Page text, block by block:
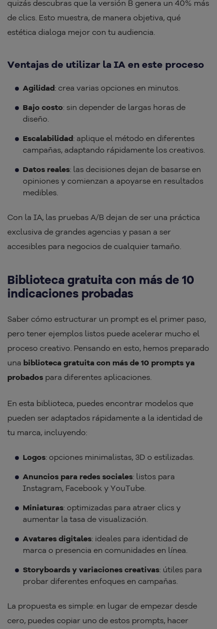
quizás descubras que la versión B genera un 40% más
de clics. Esto muestra, de manera objetiva, qué
estética dialoga mejor con tu audiencia.
Ventajas de utilizar la IA en este proceso
Agilidad: crea varias opciones en minutos.
Bajo costo: sin depender de largas horas de
diseño.
Escalabilidad: aplique el método en diferentes
campañas, adaptando rápidamente los creativos.
Datos reales: las decisiones dejan de basarse en
opiniones y comienzan a apoyarse en resultados
medibles.
Con la IA, las pruebas A/B dejan de ser una práctica
exclusiva de grandes agencias y pasan a ser
accesibles para negocios de cualquier tamaño.
Biblioteca gratuita con más de 10
indicaciones probadas
Saber cómo estructurar un prompt es el primer paso,
pero tener ejemplos listos puede acelerar mucho el
proceso creativo. Pensando en esto, hemos preparado
una biblioteca gratuita con más de 10 prompts ya
probados para diferentes aplicaciones.
En esta biblioteca, puedes encontrar modelos que
pueden ser adaptados rápidamente a la identidad de
tu marca, incluyendo:
Logos: opciones minimalistas, 3D o estilizadas.
Anuncios para redes sociales: listos para
Instagram, Facebook y YouTube.
Miniaturas: optimizadas para atraer clics y
aumentar la tasa de visualización.
Avatares digitales: ideales para identidad de
marca o presencia en comunidades en línea.
Storyboards y variaciones creativas: útiles para
probar diferentes enfoques en campañas.
La propuesta es simple: en lugar de empezar desde
cero, puedes copiar uno de estos prompts, hacer